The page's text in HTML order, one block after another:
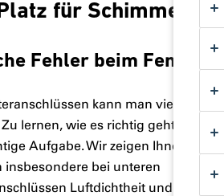
für Schimmel
Fehler beim
kann man viel falsch
lernen, wie es richtig geht, ist
Aufgabe. Wir zeigen Ihnen,
insbesondere bei unteren
Luftdichtheit und